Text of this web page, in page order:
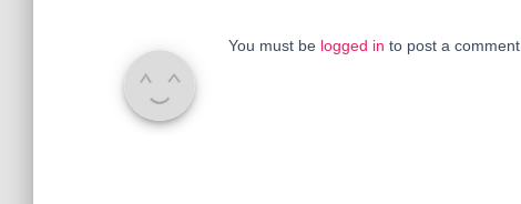
You must be logged in to post a comment.